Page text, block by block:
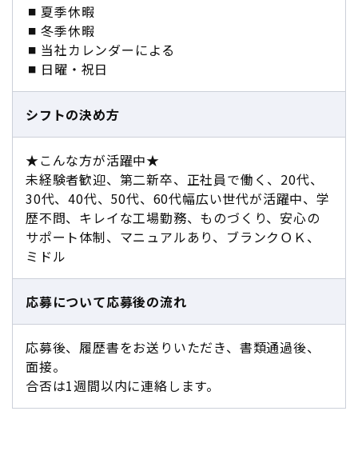
夏季休暇
冬季休暇
当社カレンダーによる
日曜・祝日
シフトの決め方
★こんな方が活躍中★
未経験者歓迎、第二新卒、正社員で働く、20代、
30代、40代、50代、60代幅広い世代が活躍中、学
歴不問、キレイな工場勤務、ものづくり、安心の
サポート体制、マニュアルあり、ブランクＯＫ、
ミドル
応募について応募後の流れ
応募後、履歴書をお送りいただき、書類通過後、
面接。
合否は1週間以内に連絡します。